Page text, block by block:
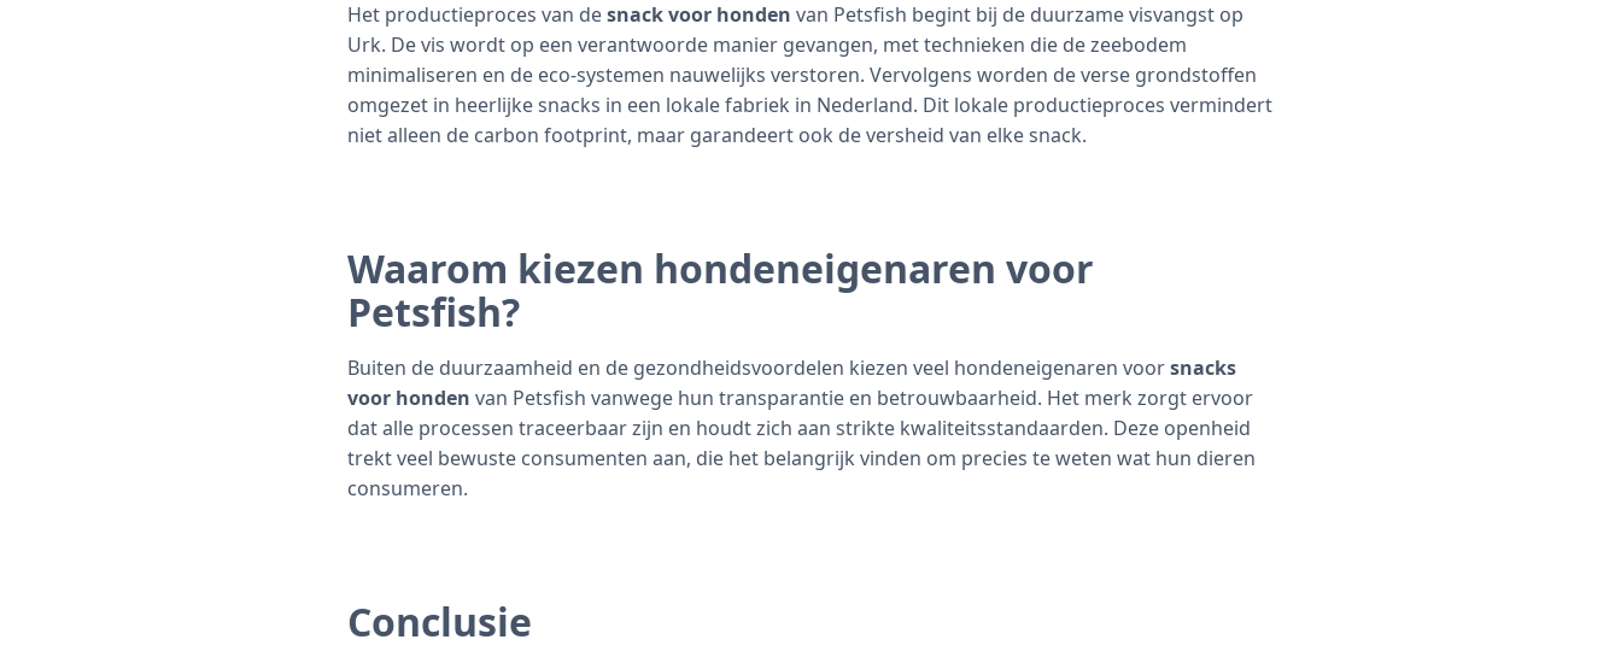
Het productieproces van desnack voor honden van Petsfish begint bij de duurzame visvangst op
Urk. De vis wordt op een verantwoorde manier gevangen, met technieken die de zeebodem
minimaliseren en de eco-systemen nauwelijks verstoren. Vervolgens worden de verse grondstoffen
omgezet in heerlijke snacks in een lokale fabriek in Nederland. Dit lokale productieproces vermindert
niet alleen de carbon footprint, maar garandeert ook de versheid van elke snack.
Waarom kiezen hondeneigenaren voor
Petsfish?
Buiten de duurzaamheid en de gezondheidsvoordelen kiezen veel hondeneigenaren voorsnacks
voor honden van Petsfish vanwege hun transparantie en betrouwbaarheid. Het merk zorgt ervoor
dat alle processen traceerbaar zijn en houdt zich aan strikte kwaliteitsstandaarden. Deze openheid
trekt veel bewuste consumenten aan, die het belangrijk vinden om precies te weten wat hun dieren
consumeren.
Conclusie